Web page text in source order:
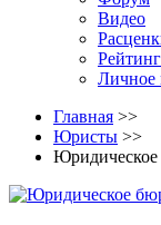
Видео
Личное
Главная >>
Юристы >>